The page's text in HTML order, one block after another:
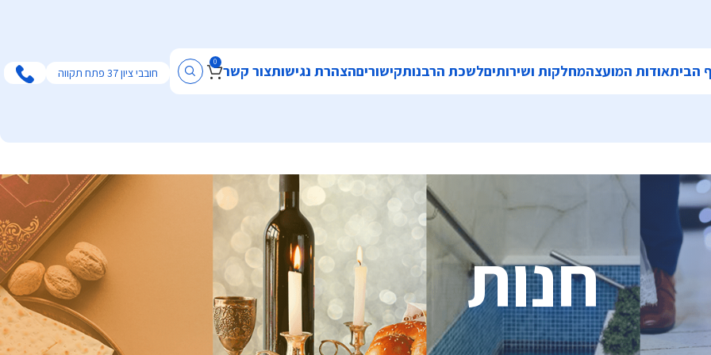
הביתאודות המועצהמחלקות ושירותיםלשכת הרבנותקישוריםהצהרת נגישותצור קשר 0
חובבי ציון 37 פתח תקווה
חנות